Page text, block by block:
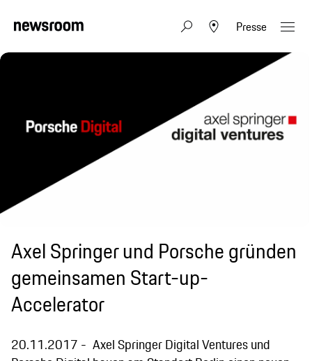
Presse
Axel Springer und Porsche gründen
gemeinsamen Start-up-
Accelerator
20.11.2017
Axel Springer Digital Ventures und